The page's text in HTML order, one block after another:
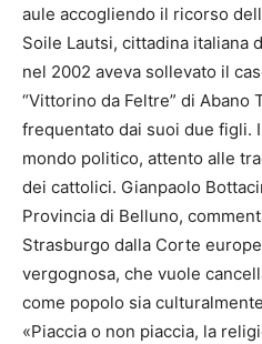
aule accogliendo il ricorso
Soile Lautsi, cittadina italiana
nel 2002 aveva sollevato il
“Vittorino da Feltre” di Abano
frequentato dai suoi due figli.
mondo politico, attento alle
dei cattolici. Gianpaolo
Provincia di Belluno,
Strasburgo dalla Corte
vergognosa, che vuole
come popolo sia
«Piaccia o non piaccia, la